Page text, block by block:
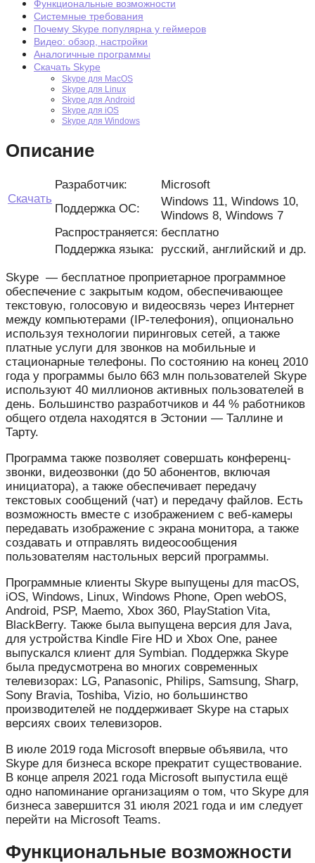
Функциональные возможности
Системные требования
Почему Skype популярна у геймеров
Видео: обзор, настройки
Аналогичные программы
Скачать Skype
Skype для MacOS
Skype для Linux
Skype для Android
Skype для iOS
Skype для Windows
Описание
Скачать
Разработчик:
Microsoft
Поддержка ОС:
Windows 11, Windows 10,
Windows 8, Windows 7
Распространяется: бесплатно
Поддержка языка:
русский, английский и др.
Skype — бесплатное проприетарное программное
обеспечение с закрытым кодом, обеспечивающее
текстовую, голосовую и видеосвязь через Интернет
между компьютерами (IP-телефония), опционально
используя технологии пиринговых сетей, а также
платные услуги для звонков на мобильные и
стационарные телефоны. По состоянию на конец 2010
года у программы было 663 млн пользователей Skype
используют 40 миллионов активных пользователей в
день. Большинство разработчиков и 44 % работников
общего отдела находятся в Эстонии — Таллине и
Тарту.
Программа также позволяет совершать конференц-
звонки, видеозвонки (до 50 абонентов, включая
инициатора), а также обеспечивает передачу
текстовых сообщений (чат) и передачу файлов. Есть
возможность вместе с изображением с веб-камеры
передавать изображение с экрана монитора, а также
создавать и отправлять видеосообщения
пользователям настольных версий программы.
Программные клиенты Skype выпущены для macOS,
iOS, Windows, Linux, Windows Phone, Open webOS,
Android, PSP, Maemo, Xbox 360, PlayStation Vita,
BlackBerry. Также была выпущена версия для Java,
для устройства Kindle Fire HD и Xbox One, ранее
выпускался клиент для Symbian. Поддержка Skype
была предусмотрена во многих современных
телевизорах: LG, Panasonic, Philips, Samsung, Sharp,
Sony Bravia, Toshiba, Vizio, но большинство
производителей не поддерживает Skype на старых
версиях своих телевизоров.
В июле 2019 года Microsoft впервые объявила, что
Skype для бизнеса вскоре прекратит существование.
В конце апреля 2021 года Microsoft выпустила ещё
одно напоминание организациям о том, что Skype для
бизнеса завершится 31 июля 2021 года и им следует
перейти на Microsoft Teams.
Функциональные возможности